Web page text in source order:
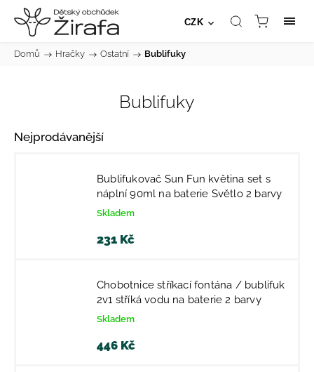
CZK
Domů / Hračky / Ostatní / Bublifuky
Bublifuky
Nejprodávanější
Bublifukovač Sun Fun květina set s
náplní 90ml na baterie Světlo 2 barvy
Skladem
231 Kč
Chobotnice stříkací fontána / bublifuk
2v1 stříká vodu na baterie 2 barvy
Skladem
446 Kč